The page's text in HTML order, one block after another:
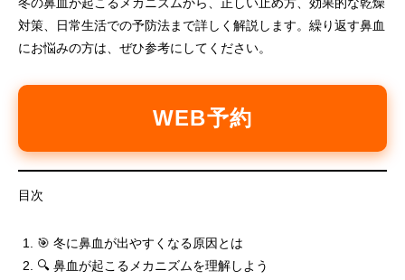
対策、日常生活での予防法まで詳しく解説します。繰り返す鼻血
にお悩みの方は、ぜひ参考にしてください。
WEB予約
目次
🎯 冬に鼻血が出やすくなる原因とは
🔍 鼻血が起こるメカニズムを理解しよう